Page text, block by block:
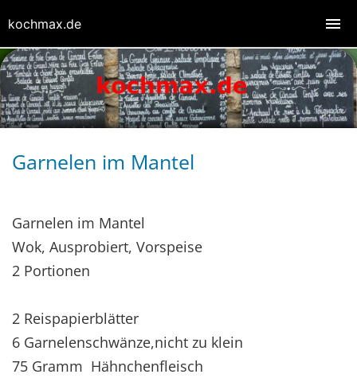
Garnelen im Mantel
Garnelen im Mantel
Wok, Ausprobiert, Vorspeise
2 Portionen
2 Reispapierblätter
6 Garnelenschwänze,nicht zu klein
75 Gramm Hähnchenfleisch
kochmax.de